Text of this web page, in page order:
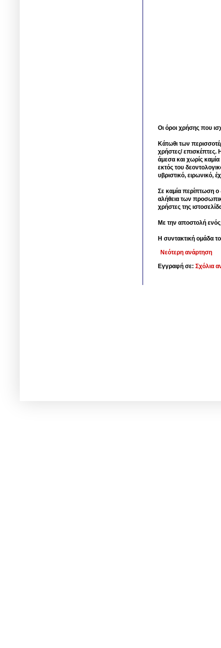
Οι όροι χρήσης που
Κάτωθι των
χρήστες/ επισκέπτες.
άμεσα και χωρίς
εκτός του
υβριστικό, ειρωνικό,
Σε καμία περίπτωση ο
αλήθεια των
χρήστες της
Με την αποστολή
Η συντακτική ομάδα
Νεότερη ανάρτηση
Εγγραφή σε: Σχόλια